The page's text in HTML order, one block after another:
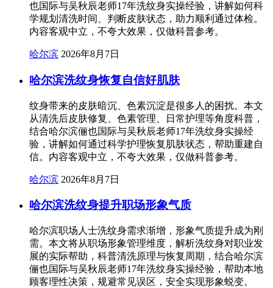
也国际与吴秋辰老师17年洗纹身实操经验，讲解如何科
学规划清洗时间、判断皮肤状态，助力顺利通过体检。
内容客观中立，不夸大效果，仅做科普参考。
哈尔滨 2026年8月7日
哈尔滨洗纹身恢复自信好肌肤
纹身带来的皮肤暗沉、色素沉淀是很多人的困扰。本文
从清洗后皮肤修复、色素管理、日常护理等角度科普，
结合哈尔滨俪也国际与吴秋辰老师17年洗纹身实操经
验，讲解如何通过科学护理恢复肌肤状态，帮助重建自
信。内容客观中立，不夸大效果，仅做科普参考。
哈尔滨 2026年8月7日
哈尔滨洗纹身提升职场形象气质
哈尔滨职场人士洗纹身需求渐增，形象气质提升成为刚
需。本文将从职场形象管理维度，解析洗纹身对职业发
展的实际帮助，科普清洗原理与恢复周期，结合哈尔滨
俪也国际与吴秋辰老师17年洗纹身实操经验，帮助本地
顾客理性决策，规避常见误区，安全实现形象蜕变。